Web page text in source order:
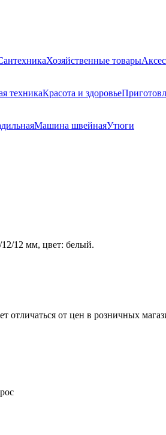
Хозяйственные товары
техникаКрасота и здоровье
Машина швейнаяУтюги
12/12 мм, цвет: белый.
отличаться от цен в розничных